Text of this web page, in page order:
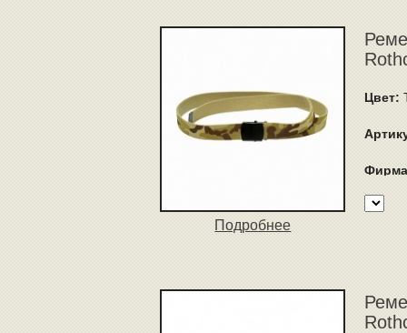
Подробнее
Цвет: